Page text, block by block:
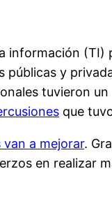
y
tuvieron
que
van a mejorar.
en realizar